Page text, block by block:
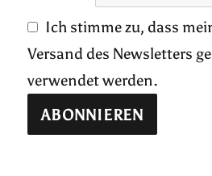
Ich stimme zu, dass
Versand des Newsletters
verwendet werden.